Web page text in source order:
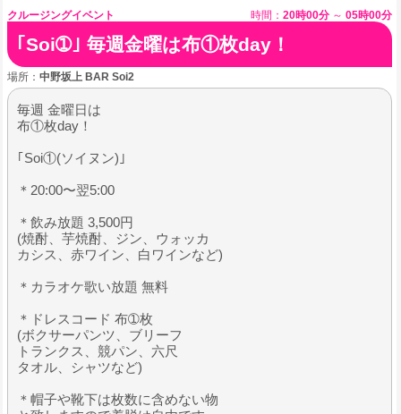
クルージングイベント 時間： 20時00分 ～ 05時00分
｢Soi➀｣ 毎週金曜は布①枚day！
場所： 中野坂上 BAR Soi2
毎週 金曜日は
布①枚day！
｢Soi①(ソイヌン)｣
＊20:00〜翌5:00
＊飲み放題 3,500円
(焼酎、芋焼酎、ジン、ウォッカ
カシス、赤ワイン、白ワインなど)
＊カラオケ歌い放題 無料
＊ドレスコード 布➀枚
(ボクサーパンツ、ブリーフ
トランクス、競パン、六尺
タオル、シャツなど)
＊帽子や靴下は枚数に含めない物